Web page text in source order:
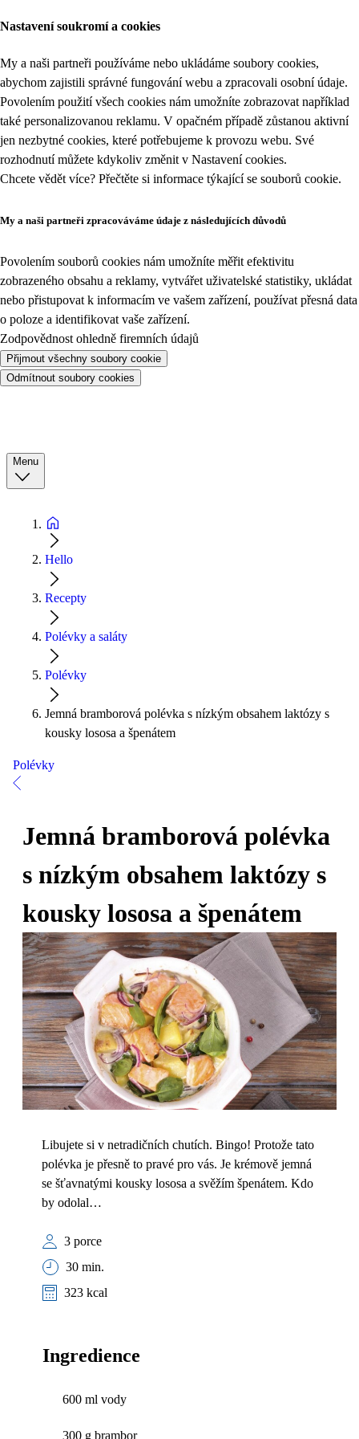
Nastavení soukromí a cookies
My a naši partneři používáme nebo ukládáme soubory cookies,
abychom zajistili správné fungování webu a zpracovali osobní údaje.
Povolením použití všech cookies nám umožníte zobrazovat například
také personalizovanou reklamu. V opačném případě zůstanou aktivní
jen nezbytné cookies, které potřebujeme k provozu webu. Své
rozhodnutí můžete kdykoliv změnit v Nastavení cookies.
Chcete vědět více? Přečtěte si informace týkající se souborů cookie.
My a naši partneři zpracováváme údaje z následujících důvodů
Povolením souborů cookies nám umožníte měřit efektivitu
zobrazeného obsahu a reklamy, vytvářet uživatelské statistiky, ukládat
nebo přistupovat k informacím ve vašem zařízení, používat přesná data
o poloze a identifikovat vaše zařízení.
Zodpovědnost ohledně firemních údajů
Přijmout všechny soubory cookie
Odmítnout soubory cookies
Menu
Hello
Recepty
Polévky a saláty
Polévky
Jemná bramborová polévka s nízkým obsahem laktózy s
kousky lososa a špenátem
Polévky
Jemná bramborová polévka
s nízkým obsahem laktózy s
kousky lososa a špenátem
Libujete si v netradičních chutích. Bingo! Protože tato
polévka je přesně to pravé pro vás. Je krémově jemná
se šťavnatými kousky lososa a svěžím špenátem. Kdo
by odolal…
3 porce
30 min.
323 kcal
Ingredience
600 ml vody
300 g brambor